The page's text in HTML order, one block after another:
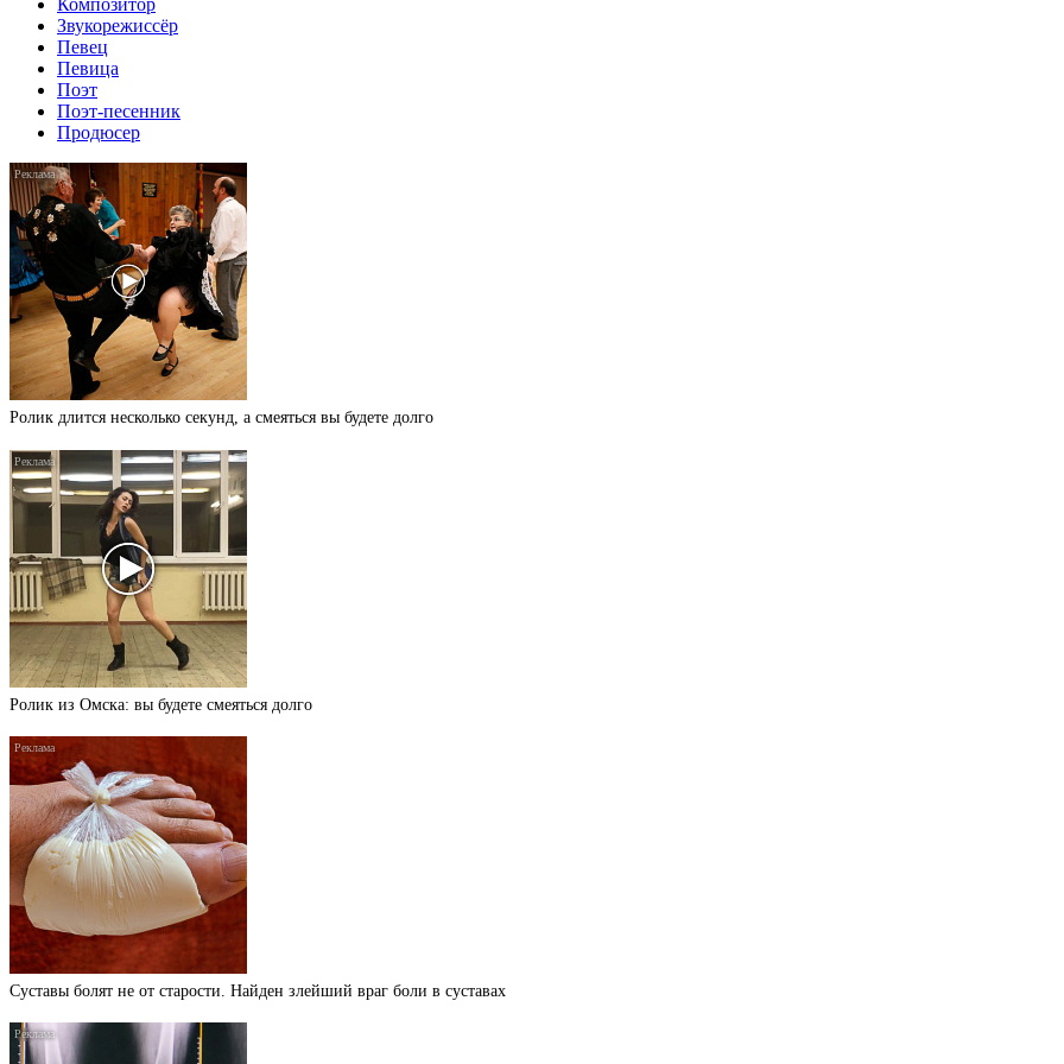
Композитор
Звукорежиссёр
Певец
Певица
Поэт
Поэт-песенник
Продюсер
Ролик длится несколько секунд, а смеяться вы будете долго
Ролик из Омска: вы будете смеяться долго
Суставы болят не от старости. Найден злейший враг боли в суставах